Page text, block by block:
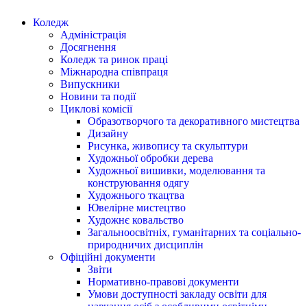
Коледж
Адміністрація
Досягнення
Коледж та ринок праці
Міжнародна співпраця
Випускники
Новини та події
Циклові комісії
Образотворчого та декоративного мистецтва
Дизайну
Рисунка, живопису та скульптури
Художньої обробки дерева
Художньої вишивки, моделювання та
конструювання одягу
Художнього ткацтва
Ювелірне мистецтво
Художнє ковальство
Загальноосвітніх, гуманітарних та соціально-
природничих дисциплін
Офіційні документи
Звіти
Нормативно-правові документи
Умови доступності закладу освіти для